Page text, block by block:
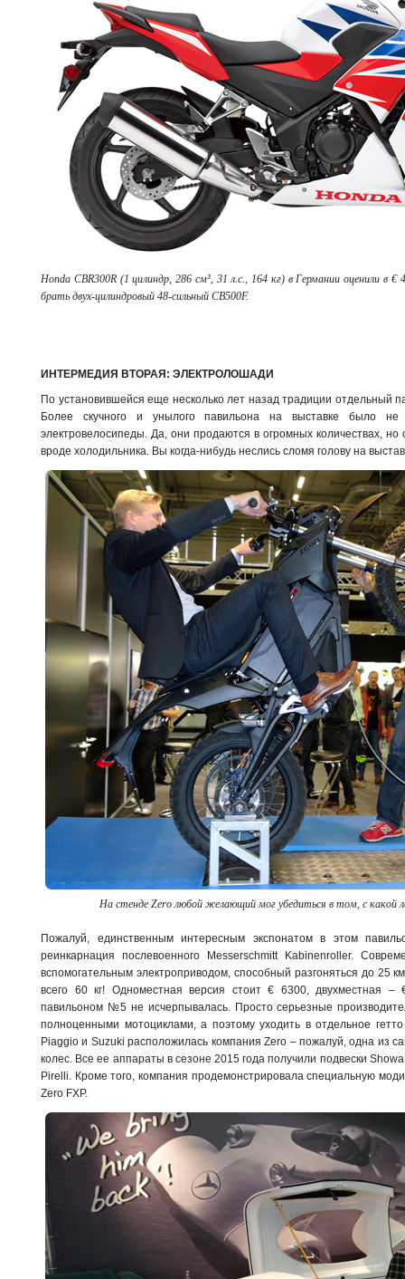
Honda CBR300R (1 цилиндр, 286 см³, 31 л.с., 164 кг) в Германии оценили
брать двух-цилиндровый 48-сильный CB500F.
ИНТЕРМЕДИЯ ВТОРАЯ: ЭЛЕКТРОЛОШАДИ
По установившейся еще несколько лет назад традиции отдельный
Более скучного и унылого павильона на выставке было
электровелосипеды. Да, они продаются в огромных количествах,
вроде холодильника. Вы когда-нибудь неслись сломя голову на
На стенде Zero любой желающий мог убедиться в том, с какой
Пожалуй, единственным интересным экспонатом в этом
реинкарнация послевоенного Messerschmitt Kabinenroller.
вспомогательным электроприводом, способный разгоняться до 25
всего 60 кг! Одноместная версия стоит € 6300, двухместная
павильоном №5 не исчерпывалась. Просто серьезные
полноценными мотоциклами, а поэтому уходить в отдельное
Piaggio и Suzuki расположилась компания Zero – пожалуй, одна из
колес. Все ее аппараты в сезоне 2015 года получили подвески
Pirelli. Кроме того, компания продемонстрировала специальную
Zero FXP.